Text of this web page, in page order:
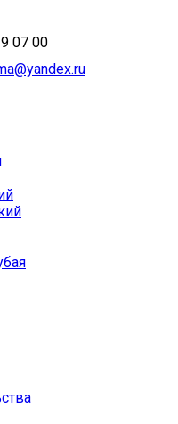
07 00